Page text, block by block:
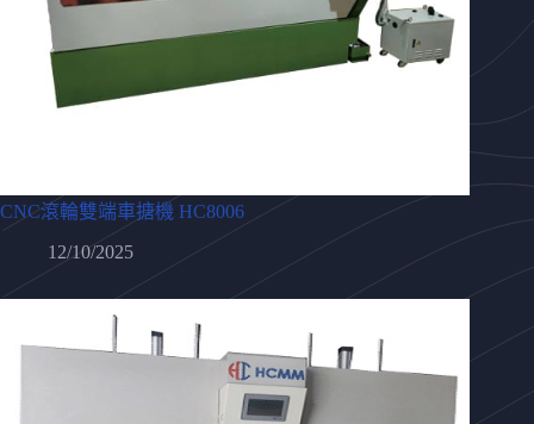
CNC滾輪雙端車搪機 HC8006
12/10/2025